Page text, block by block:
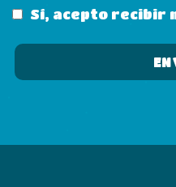
Sí, acepto recibir